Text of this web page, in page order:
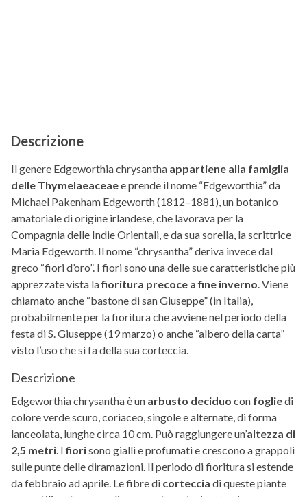
Descrizione
Il genere Edgeworthia chrysantha appartiene alla famiglia
delle Thymelaeaceaee prende il nome “Edgeworthia” da
Michael Pakenham Edgeworth (1812–1881), un botanico
amatoriale di origine irlandese, che lavorava per la
Compagnia delle Indie Orientali, e da sua sorella, la scrittrice
Maria Edgeworth. Il nome “chrysantha” deriva invece dal
greco “fiori d’oro”. I fiori sono una delle sue caratteristiche più
apprezzate vista lafioritura precoce a fine inverno. Viene
chiamato anche “bastone di san Giuseppe” (in Italia),
probabilmente per la fioritura che avviene nel periodo della
festa di S. Giuseppe (19 marzo) o anche “albero della carta”
visto l’uso che si fa della sua corteccia.
Descrizione
Edgeworthia chrysantha è un arbusto deciduo con fogliedi
colore verde scuro, coriaceo, singole e alternate, di forma
lanceolata, lunghe circa 10 cm. Può raggiungere un’altezza di
2,5 metri . Ifiorisono gialli e profumati e crescono a grappoli
sulle punte delle diramazioni. Il periodo di fioritura si estende
da febbraio ad aprile. Le fibre di corteccia di queste piante